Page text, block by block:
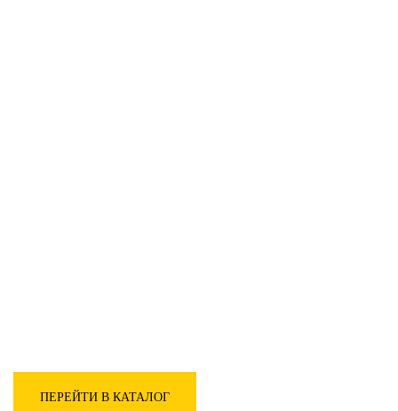
ПЕРЕЙТИ В КАТАЛОГ